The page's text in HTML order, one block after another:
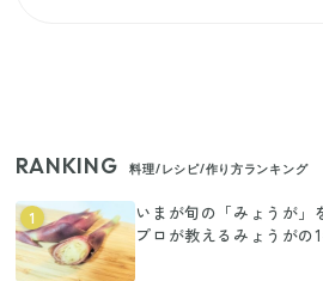
RANKING 料理/レシピ/作り方ランキング
1
いまが旬の「みょうが」
プロが教えるみょうがの